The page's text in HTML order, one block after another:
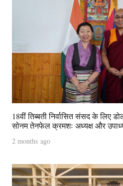
18वीं तिब्बती निर्वासित संसद के लिए
सोनम तेनफेल क्रमशः अध्यक्ष और
2 months ago